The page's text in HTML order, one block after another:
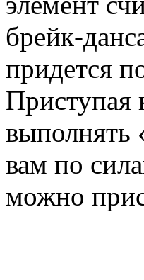
брейк-
придется
Приступая
выполнять
вам по
можно